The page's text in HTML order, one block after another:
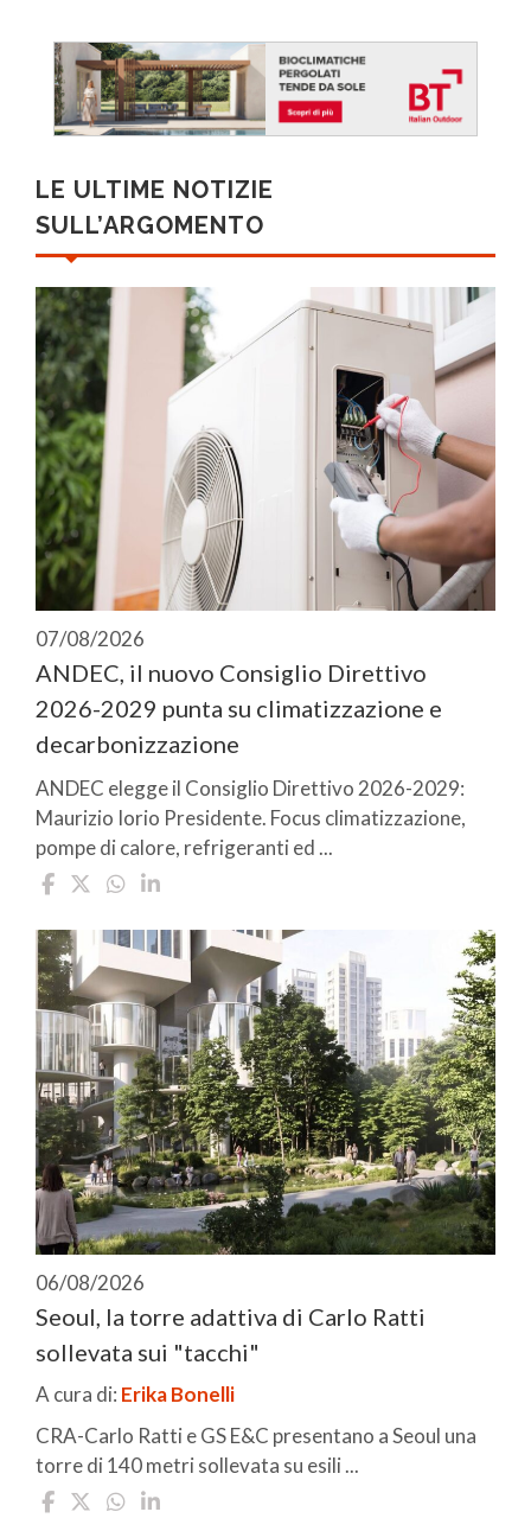
LE ULTIME NOTIZIE
SULL’ARGOMENTO
07/08/2026
ANDEC, il nuovo Consiglio Direttivo
2026-2029 punta su climatizzazione e
decarbonizzazione
ANDEC elegge il Consiglio Direttivo 2026-2029:
Maurizio Iorio Presidente. Focus climatizzazione,
pompe di calore, refrigeranti ed ...
06/08/2026
Seoul, la torre adattiva di Carlo Ratti
sollevata sui "tacchi"
A cura di: Erika Bonelli
CRA-Carlo Ratti e GS E&C presentano a Seoul una
torre di 140 metri sollevata su esili ...